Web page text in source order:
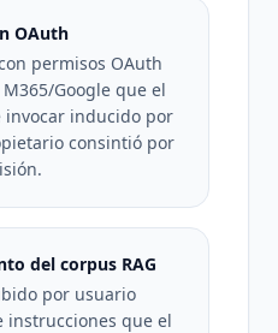
OAuth
permisos OAuth
Google que el
invocar inducido por
consintió por
del corpus RAG
por usuario
instrucciones que el